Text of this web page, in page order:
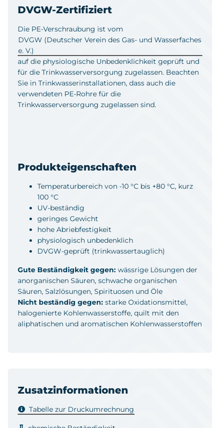
DVGW-Zertifiziert
Die PE-Verschraubung ist vom
DVGW (Deutscher Verein des Gas- und Wasserfaches
e. V.)
auf die physiologische Unbedenklichkeit geprüft und
für die Trinkwasserversorgung zugelassen. Beachten
Sie in Trinkwasserinstallationen, dass auch die
verwendeten PE-Rohre für die
Trinkwasserversorgung zugelassen sind.
Produkteigenschaften
Temperaturbereich von -10 °C bis +80 °C, kurz
100 °C
UV-beständig
geringes Gewicht
hohe Abriebfestigkeit
physiologisch unbedenklich
DVGW-geprüft (trinkwassertauglich)
Gute Beständigkeit gegen: wässrige Lösungen der
anorganischen Säuren, schwache organischen
Säuren, Salzlösungen, Spirituosen und Öle
Nicht beständig gegen: starke Oxidationsmittel,
halogenierte Kohlenwasserstoffe, quilt mit den
aliphatischen und aromatischen Kohlenwasserstoffen
Zusatzinformationen
Tabelle zur Druckumrechnung